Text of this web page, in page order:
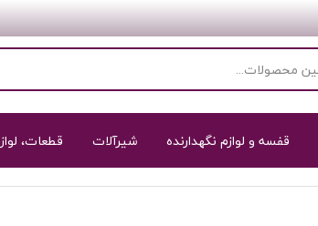
قفسه و لوازم نگهدارنده شیرآلات قطعات،